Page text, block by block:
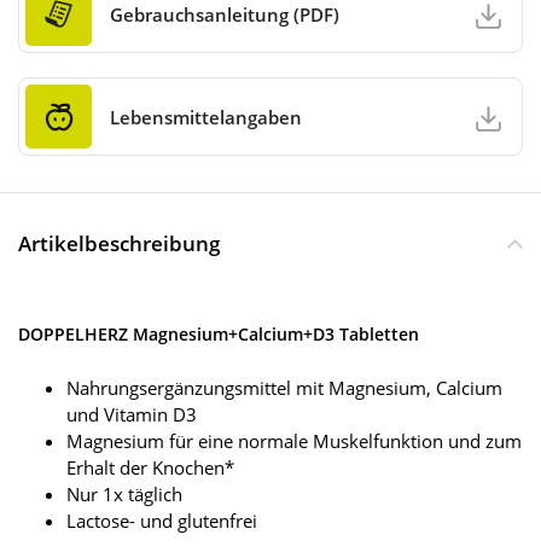
Gebrauchsanleitung (PDF)
Lebensmittelangaben
Artikelbeschreibung
DOPPELHERZ Magnesium+Calcium+D3 Tabletten
Nahrungsergänzungsmittel mit Magnesium, Calcium
und Vitamin D3
Magnesium für eine normale Muskelfunktion und zum
Erhalt der Knochen*
Nur 1x täglich
Lactose- und glutenfrei